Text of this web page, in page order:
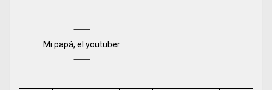
Mi papá, el youtuber